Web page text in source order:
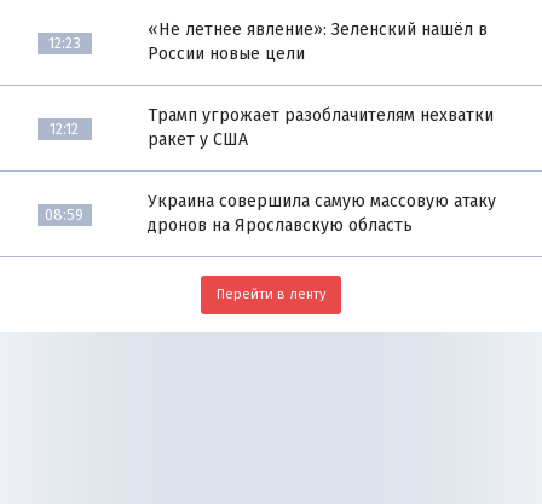
12:23
«Не летнее явление»: Зеленский нашёл в
России новые цели
12:12
Трамп угрожает разоблачителям нехватки
ракет у США
08:59
Украина совершила самую массовую атаку
дронов на Ярославскую область
Перейти в ленту